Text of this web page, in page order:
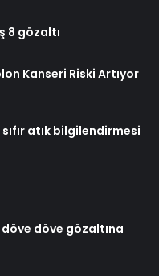
8 gözaltı
Kanseri Riski Artıyor
atık bilgilendirmesi
döve döve gözaltına